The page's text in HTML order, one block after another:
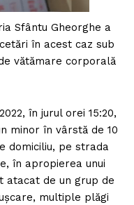
Sfântu Gheorghe a
în acest caz sub
vătămare corporală
în jurul orei 15:20,
minor în vârstă de 10
domiciliu, pe strada
în apropierea unui
atacat de un grup de
multiple plăgi